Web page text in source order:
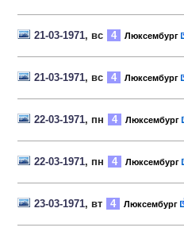
21-03-1971, вс 4 Люксембург
21-03-1971, вс 4 Люксембург
22-03-1971, пн 4 Люксембург
22-03-1971, пн 4 Люксембург
23-03-1971, вт 4 Люксембург